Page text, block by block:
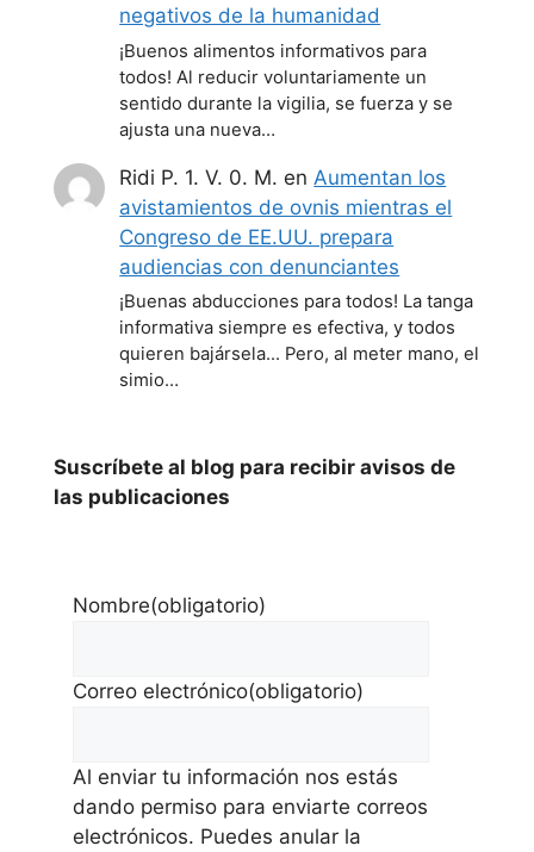
negativos de la humanidad
¡Buenos alimentos informativos para
todos! Al reducir voluntariamente un
sentido durante la vigilia, se fuerza y se
ajusta una nueva…
Ridi P. 1. V. 0. M. en Aumentan los
avistamientos de ovnis mientras el
Congreso de EE.UU. prepara
audiencias con denunciantes
¡Buenas abducciones para todos! La tanga
informativa siempre es efectiva, y todos
quieren bajársela... Pero, al meter mano, el
simio…
Suscríbete al blog para recibir avisos de
las publicaciones
Nombre(obligatorio)
Correo electrónico(obligatorio)
Al enviar tu información nos estás
dando permiso para enviarte correos
electrónicos. Puedes anular la